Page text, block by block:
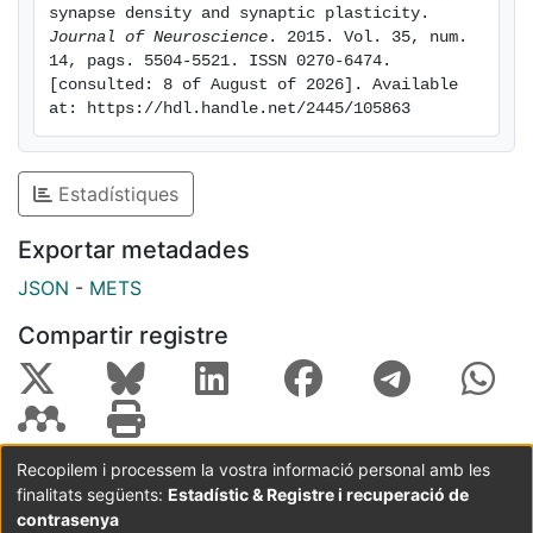
Journal of Neuroscience . 2015. Vol. 35, num.
14, pags. 5504-5521. ISSN 0270-6474.
[consulted: 8 of August of 2026]. Available
at: https://hdl.handle.net/2445/105863
Estadístiques
Exportar metadades
JSON - METS
Compartir registre
Coordinació:CRAI UB Avís legal
Metadades
subjectes a:
Recopilem i processem la vostra informació personal amb les
finalitats següents: Estadístic & Registre i recuperació de
contrasenya